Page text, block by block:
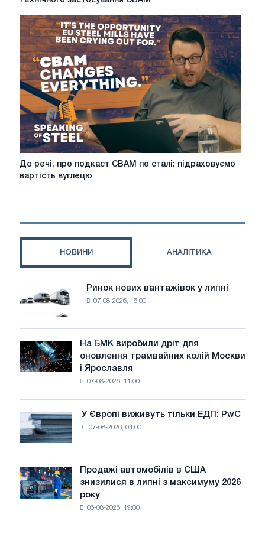
консультації
щодо
технічного
застосування
CBAM
До
речі,
по
вуглецю
До речі, про подкаст CBAM по сталі: підраховуємо
вартість вуглецю
НОВИНИ АНАЛІТИКА
Ринок
нових
вантажівок
у
липні
Ринок нових вантажівок у липні
07-08-2026, 16:00
На
БМК
виробили
трамвайних
колій
Москви
і
Ярославля
На БМК виробили дріт для
оновлення трамвайних колій Москви
і Ярославля
07-08-2026, 11:00
Європі
виживуть
тільки
ЕДП:
PwC
У Європі виживуть тільки ЕДП: PwC
07-08-2026, 04:00
Продажі
автомобілів
в
Продажі автомобілів в США
знизилися в липні з максимуму 2026
року
06-08-2026, 19:00